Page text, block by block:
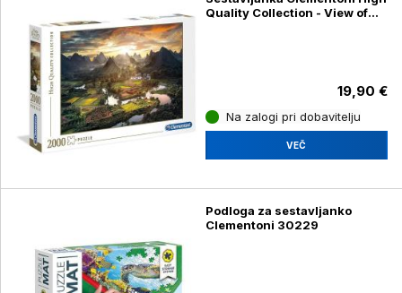
Quality Collection - View of
19,90 €
Na zalogi pri dobavitelju
VEČ
Podloga za sestavljanko
Clementoni 30229